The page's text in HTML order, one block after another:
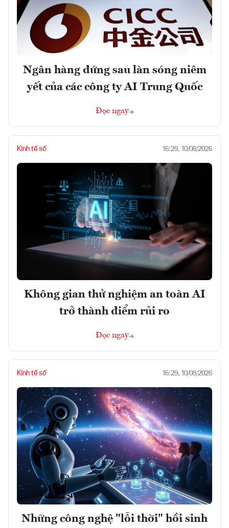
Ngân hàng đứng sau làn sóng niêm
yết của các công ty AI Trung Quốc
Đọc ngay
Kinh tế số 16:29, 10/08/2026
Không gian thử nghiệm an toàn AI
trở thành điểm rủi ro
Đọc ngay
Kinh tế số 16:29, 10/08/2026
Những công nghệ "lỗi thời" hồi sinh